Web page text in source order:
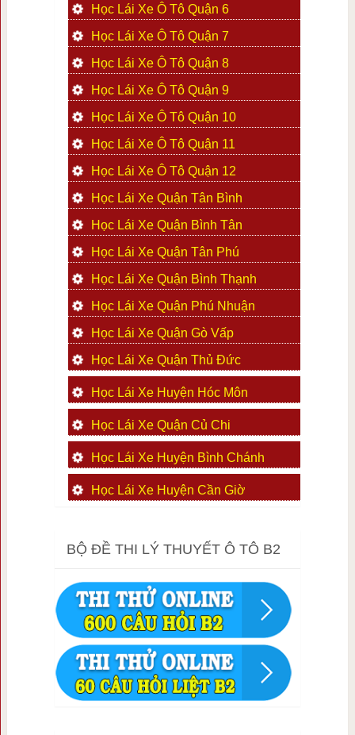
Học Lái Xe Ô Tô Quận 6
Học Lái Xe Ô Tô Quận 7
Học Lái Xe Ô Tô Quận 8
Học Lái Xe Ô Tô Quận 9
Học Lái Xe Ô Tô Quận 10
Học Lái Xe Ô Tô Quận 11
Học Lái Xe Ô Tô Quận 12
Học Lái Xe Quận Tân Bình
Học Lái Xe Quận Bình Tân
Học Lái Xe Quận Tân Phú
Học Lái Xe Quận Bình Thạnh
Học Lái Xe Quận Phú Nhuận
Học Lái Xe Quận Gò Vấp
Học Lái Xe Quận Thủ Đức
Học Lái Xe Huyện Hóc Môn
Học Lái Xe Quận Củ Chi
Học Lái Xe Huyện Bình Chánh
Học Lái Xe Huyện Cần Giờ
BỘ ĐỀ THI LÝ THUYẾT Ô TÔ B2